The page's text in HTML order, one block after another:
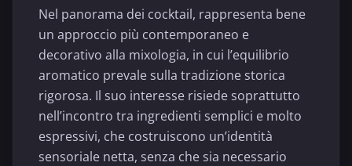
Nel panorama dei cocktail, rappresenta bene
un approccio più contemporaneo e
decorativo alla mixologia, in cui l’equilibrio
aromatico prevale sulla tradizione storica
rigorosa. Il suo interesse risiede soprattutto
nell’incontro tra ingredienti semplici e molto
espressivi, che costruiscono un’identità
sensoriale netta, senza che sia necessario